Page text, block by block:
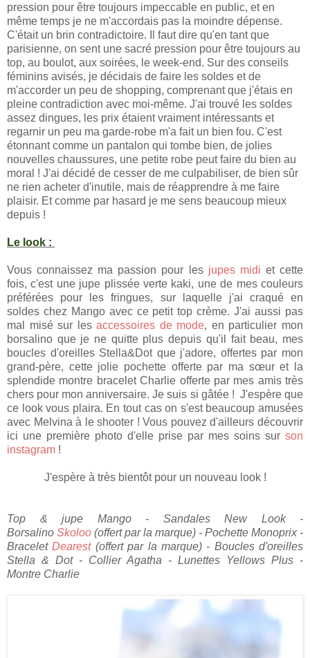
pression pour être toujours impeccable en public, et en
même temps je ne m'accordais pas la moindre dépense.
C'était un brin contradictoire. Il faut dire qu'en tant que
parisienne, on sent une sacré pression pour être toujours au
top, au boulot, aux soirées, le week-end. Sur des conseils
féminins avisés, je décidais de faire les soldes et de
m'accorder un peu de shopping, comprenant que j'étais en
pleine contradiction avec moi-même. J'ai trouvé les soldes
assez dingues, les prix étaient vraiment intéressants et
regarnir un peu ma garde-robe m'a fait un bien fou. C'est
étonnant comme un pantalon qui tombe bien, de jolies
nouvelles chaussures, une petite robe peut faire du bien au
moral ! J'ai décidé de cesser de me culpabiliser, de bien sûr
ne rien acheter d'inutile, mais de réapprendre à me faire
plaisir. Et comme par hasard je me sens beaucoup mieux
depuis !
Le look :
Vous connaissez ma passion pour les jupes midi et cette
fois, c'est une jupe plissée verte kaki, une de mes couleurs
préférées pour les fringues, sur laquelle j'ai craqué en
soldes chez Mango avec ce petit top crème. J'ai aussi pas
mal misé sur lesaccessoires de mode, en particulier mon
borsalino que je ne quitte plus depuis qu'il fait beau, mes
boucles d'oreilles Stella&Dot que j'adore, offertes par mon
grand-père, cette jolie pochette offerte par ma sœur et la
splendide montre bracelet Charlie offerte par mes amis très
chers pour mon anniversaire. Je suis si gâtée ! J'espère que
ce look vous plaira. En tout cas on s'est beaucoup amusées
avec Melvina à le shooter ! Vous pouvez d'ailleurs découvrir
ici une première photo d'elle prise par mes soins sur son
instagram !
J'espère à très bientôt pour un nouveau look !
Top & jupe Mango - Sandales New Look -
Borsalino Skoloo (offert par la marque) - Pochette Monoprix -
BraceletDearest(offert par la marque) - Boucles d'oreilles
Stella & Dot - Collier Agatha - Lunettes Yellows Plus -
Montre Charlie